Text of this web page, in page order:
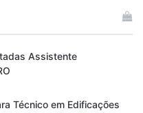
Assistente
Técnico em Edificações